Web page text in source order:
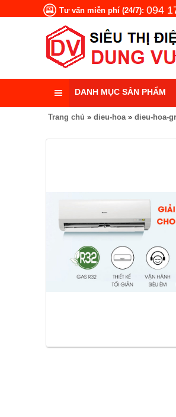
Tư vấn miễn phí (24/7): 094
DANH MỤC SẢN PHẨM
Trang chủ » dieu-hoa » dieu-hoa-